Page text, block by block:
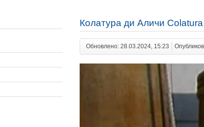
Колатура ди Аличи
Обновлено: 28.03.2024, 15:23